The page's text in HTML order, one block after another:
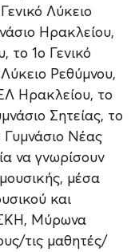
Λύκειο
Ηρακλείου,
το 1ο Γενικό
Ρεθύμνου,
Ηρακλείου, το
Σητείας, το
Γυμνάσιο Νέας
να γνωρίσουν
μέσα
και
Μύρωνα
τις μαθητές/